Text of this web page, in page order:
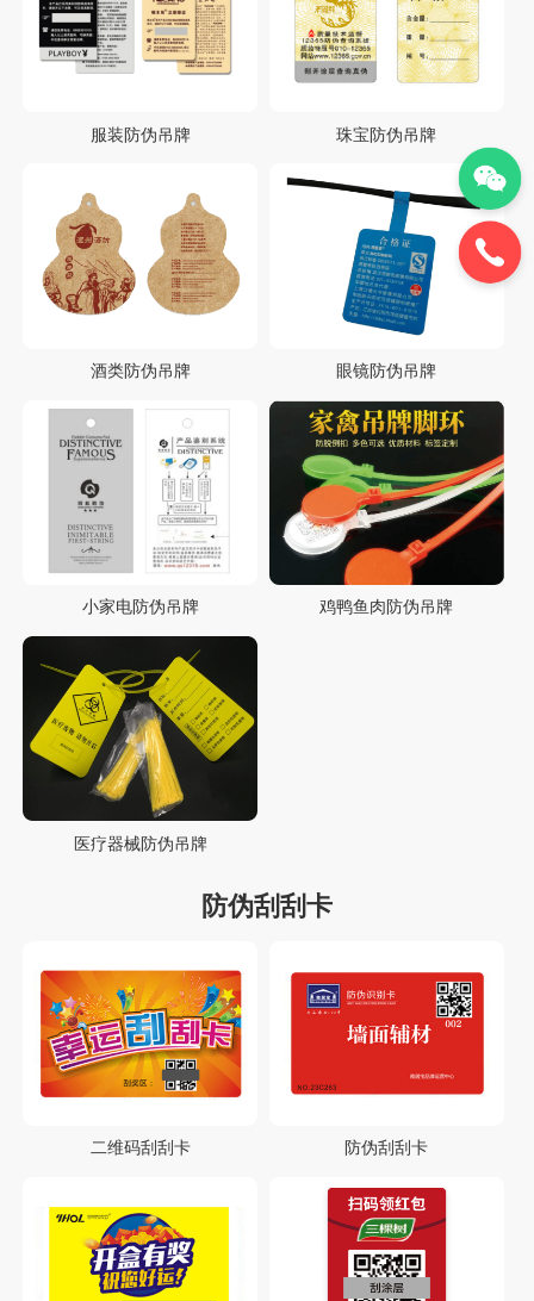
服装防伪吊牌 珠宝防伪吊牌
酒类防伪吊牌 眼镜防伪吊牌
小家电防伪吊牌 鸡鸭鱼肉防伪吊牌
医疗器械防伪吊牌
防伪刮刮卡
二维码刮刮卡 防伪刮刮卡